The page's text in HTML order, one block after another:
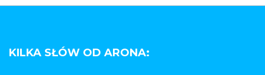
KILKA SŁÓW OD ARONA: